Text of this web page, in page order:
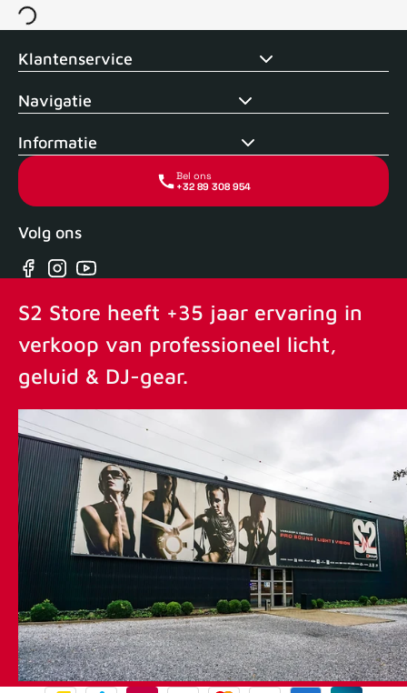
Voor 15uur besteld, zelfde dag verstuurd Echte winkel +35
Klantenservice
Navigatie
Informatie
Bel ons
+32 89 308 954
Volg ons
Facebook
Instagram
YouTube
S2 Store heeft +35 jaar ervaring in
verkoop van professioneel licht,
geluid & DJ-gear.